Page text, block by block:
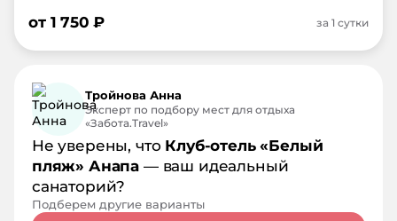
от 1 750 ₽ за 1 сутки
Тройнова Анна
Эксперт по подбору мест для отдыха
«Забота.Travel»
Не уверены, что Клуб-отель «Белый
пляж» Анапа — ваш идеальный
санаторий?
Подберем другие варианты